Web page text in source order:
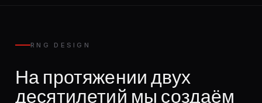
RNG DESIGN
На протяжении двух
десятилетий мы создаём